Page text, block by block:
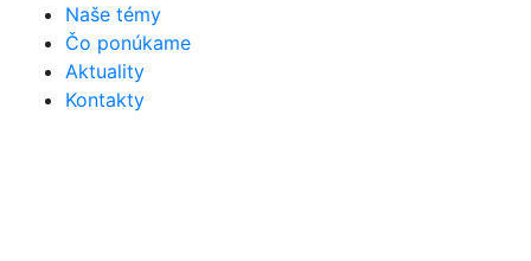
Naše témy
Čo ponúkame
Aktuality
Kontakty